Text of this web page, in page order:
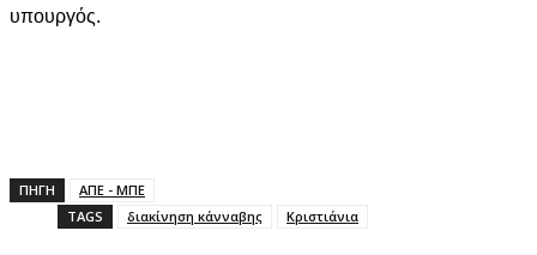
υπουργός.
ΠΗΓΗ
ΑΠΕ - ΜΠΕ
TAGS
διακίνηση κάνναβης Κριστιάνια